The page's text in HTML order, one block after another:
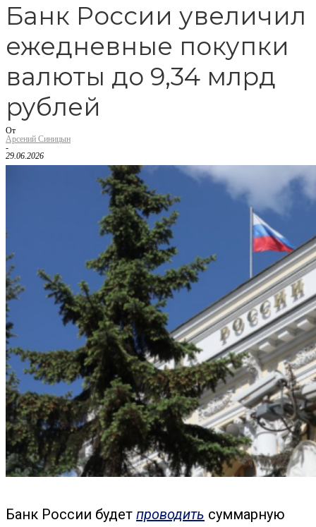
Банк России увеличил
ежедневные покупки
валюты до 9,34 млрд
рублей
От
Арсений Синицын
-
29.06.2026
Банк России будет проводить суммарную